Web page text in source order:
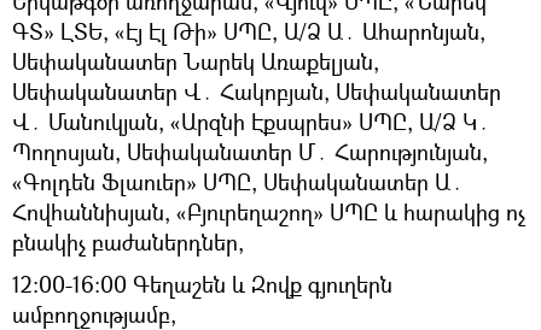
ԳՏ» ԼՏԵ, «Էյ Էլ Թի» ՍՊԸ, Ա/Ձ Ա․ Ահարոնյան,
Սեփականատեր Նարեկ Առաքելյան,
Սեփականատեր Վ․ Հակոբյան, Սեփականատեր
Վ․ Մանուկյան, «Արզնի Էքսպրես» ՍՊԸ, Ա/Ձ Կ․
Պողոսյան, Սեփականատեր Մ․ Հարությունյան,
«Գոլդեն Ֆլաուեր» ՍՊԸ, Սեփականատեր Ա․
Հովհաննիսյան, «Բյուրեղաշող» ՍՊԸ և հարակից ոչ
բնակիչ բաժաներդներ,
12։00-16։00 Գեղաշեն և Զովք գյուղերն
ամբողջությամբ,